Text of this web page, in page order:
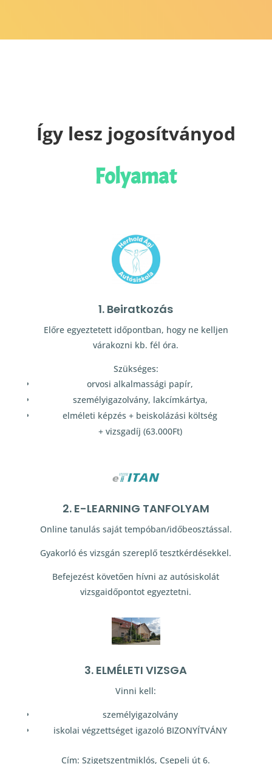
Így lesz jogosítványod
Folyamat
1. Beiratkozás
Előre egyeztetett időpontban, hogy ne kelljen
várakozni kb. fél óra.
Szükséges:
orvosi alkalmassági papír,
személyigazolvány, lakcímkártya,
elméleti képzés + beiskolázási költség
+ vizsgadíj (63.000Ft)
2. E-LEARNING TANFOLYAM
Online tanulás saját tempóban/időbeosztással.
Gyakorló és vizsgán szereplő tesztkérdésekkel.
Befejezést követően hívni az autósiskolát
vizsgaidőpontot egyeztetni.
3. ELMÉLETI VIZSGA
Vinni kell:
személyigazolvány
iskolai végzettséget igazoló BIZONYÍTVÁNY
Cím: Szigetszentmiklós, Csepeli út 6.